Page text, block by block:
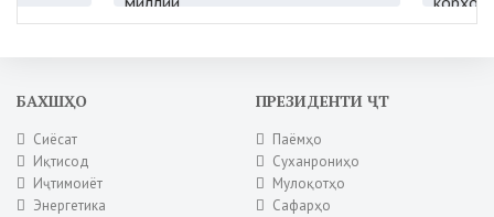
БАХШҲО
Сиёсат
Иқтисод
Иҷтимоиёт
Энергетика
ПРЕЗИДЕНТИ ҶТ
Паёмҳо
Суханрониҳо
Мулоқотҳо
Сафарҳо